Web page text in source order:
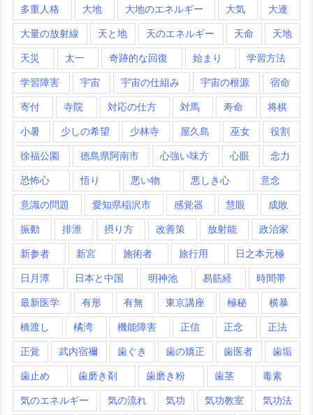
多重人格 大地 大地のエネルギー 大気 大連
大量の放射線 天と地 天のエネルギー 天命 天地
天災 太一 奇跡的な回復 始まり 学習方法
学習障害 宇宙 宇宙の仕組み 宇宙の根源 宿命
寄付 寺院 対応の仕方 対馬 寿命 将棋
小暑 少しの希望 少林寺 屋久島 巫女 役割
徐福公園 徳島県阿南市 心強い味方 心眼 念力
恐怖心 悟り 悪い物 悪しき心 意念
意識の問題 愛知県稲沢市 感覚器 慧眼 成敗
振動 排泄 摂り方 改善策 放射能 政治家
新参者 新宮 施術者 旅行用 日之本元極
日月潭 日本と中国 明神池 易筋経 時間帯
最新医学 有形 有無 東京講座 極秘 横暴
橋渡し 橘湾 機能障害 正信 正念 正法
正覚 武内宿禰 歯ぐき 歯の矯正 歯医者 歯垢
歯止め 歯磨き剤 歯磨き粉 歯茎 毒素
気のエネルギー 気の流れ 気功 気功教室 気功法